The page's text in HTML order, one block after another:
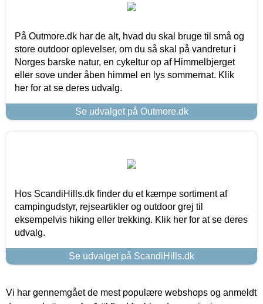
På Outmore.dk har de alt, hvad du skal bruge til små og
store outdoor oplevelser, om du så skal på vandretur i
Norges barske natur, en cykeltur op af Himmelbjerget
eller sove under åben himmel en lys sommernat. Klik
her for at se deres udvalg.
Se udvalget på Outmore.dk
Hos ScandiHills.dk finder du et kæmpe sortiment af
campingudstyr, rejseartikler og outdoor grej til
eksempelvis hiking eller trekking. Klik her for at se deres
udvalg.
Se udvalget på ScandiHills.dk
Vi har gennemgået de mest populære webshops og anmeldt